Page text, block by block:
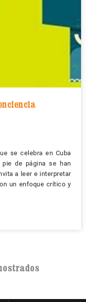
se celebra en Cuba
de página se han
a leer e interpretar
un enfoque crítico y